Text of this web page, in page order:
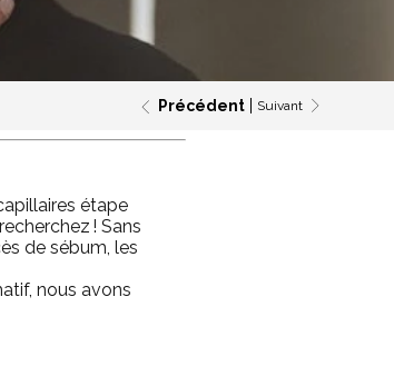
Précédent Suivant
étape
! Sans
de sébum, les
nous avons